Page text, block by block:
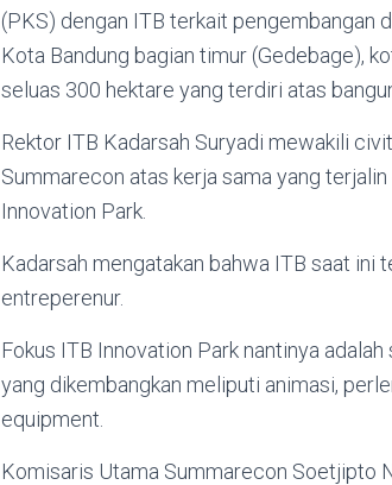
(PKS) dengan ITB terkait pengembangan
Kota Bandung bagian timur (Gedebage),
seluas 300 hektare yang terdiri atas
Rektor ITB Kadarsah Suryadi mewakili
Summarecon atas kerja sama yang
Innovation Park.
Kadarsah mengatakan bahwa ITB saat
entreperenur.
Fokus ITB Innovation Park nantinya
yang dikembangkan meliputi animasi,
equipment.
Komisaris Utama Summarecon Soetjipto